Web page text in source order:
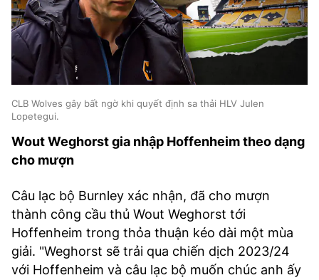
CLB Wolves gây bất ngờ khi quyết định sa thải HLV Julen
Lopetegui.
Wout Weghorst gia nhập Hoffenheim theo dạng
cho mượn
Câu lạc bộ Burnley xác nhận, đã cho mượn
thành công cầu thủ Wout Weghorst tới
Hoffenheim trong thỏa thuận kéo dài một mùa
giải. "Weghorst sẽ trải qua chiến dịch 2023/24
với Hoffenheim và câu lạc bộ muốn chúc anh ấy